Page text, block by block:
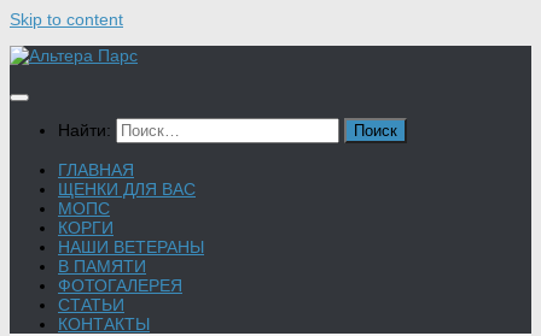
Skip to content
Найти:
ГЛАВНАЯ
ЩЕНКИ ДЛЯ ВАС
МОПС
КОРГИ
НАШИ ВЕТЕРАНЫ
В ПАМЯТИ
ФОТОГАЛЕРЕЯ
СТАТЬИ
КОНТАКТЫ